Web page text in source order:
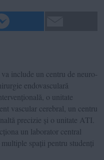
include un centru de neuro-
endovasculară
o unitate
vascular cerebral, un centru
precizie și o unitate ATI.
un laborator central
spații pentru studenți